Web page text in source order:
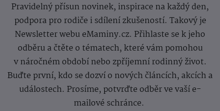
Pravidelný přísun novinek, inspirace na každý den,
podpora pro rodiče i sdílení zkušeností. Takový je
Newsletter webu eMaminy.cz. Přihlaste se k jeho
odběru a čtěte o tématech, které vám pomohou
v náročném období nebo zpříjemní rodinný život.
Buďte první, kdo se dozví o nových článcích, akcích a
událostech. Prosíme, potvrďte odběr ve vaší e-
mailové schránce.